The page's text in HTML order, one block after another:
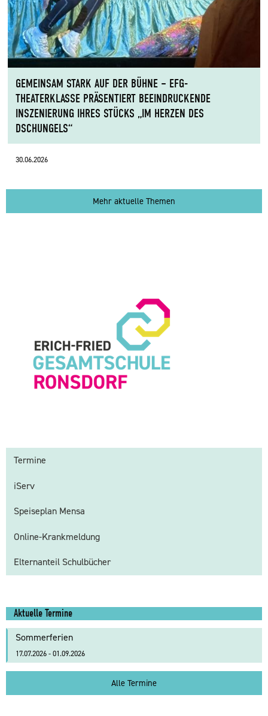
GEMEINSAM STARK AUF DER BÜHNE – EFG-
THEATERKLASSE PRÄSENTIERT BEEINDRUCKENDE
INSZENIERUNG IHRES STÜCKS „IM HERZEN DES
DSCHUNGELS“
30.06.2026
Mehr aktuelle Themen
Termine
iServ
Speiseplan Mensa
Online-Krankmeldung
Elternanteil Schulbücher
Aktuelle Termine
Sommerferien
17.07.2026 - 01.09.2026
Alle Termine